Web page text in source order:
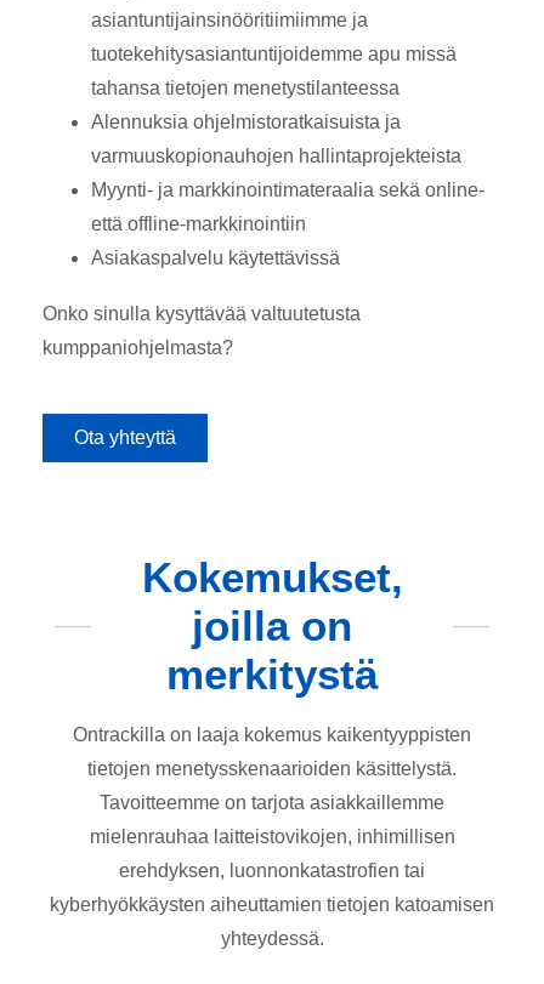
asiantuntijainsinööritiimiimme ja
tuotekehitysasiantuntijoidemme apu missä
tahansa tietojen menetystilanteessa
Alennuksia ohjelmistoratkaisuista ja
varmuuskopionauhojen hallintaprojekteista
Myynti- ja markkinointimateraalia sekä online-
että offline-markkinointiin
Asiakaspalvelu käytettävissä
Onko sinulla kysyttävää valtuutetusta
kumppaniohjelmasta?
Ota yhteyttä
Kokemukset,
joilla on
merkitystä
Ontrackilla on laaja kokemus kaikentyyppisten
tietojen menetysskenaarioiden käsittelystä.
Tavoitteemme on tarjota asiakkaillemme
mielenrauhaa laitteistovikojen, inhimillisen
erehdyksen, luonnonkatastrofien tai
kyberhyökkäysten aiheuttamien tietojen katoamisen
yhteydessä.